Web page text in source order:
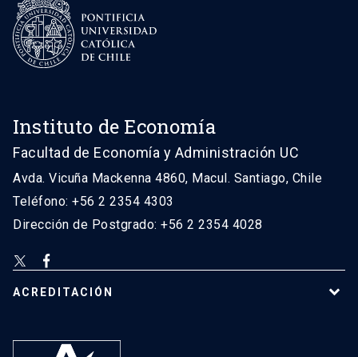
Instituto de Economía
Facultad de Economía y Administración UC
Avda. Vicuña Mackenna 4860, Macul. Santiago, Chile
Teléfono: +56 2 2354 4303
Dirección de Postgrado: +56 2 2354 4028
ACREDITACIÓN